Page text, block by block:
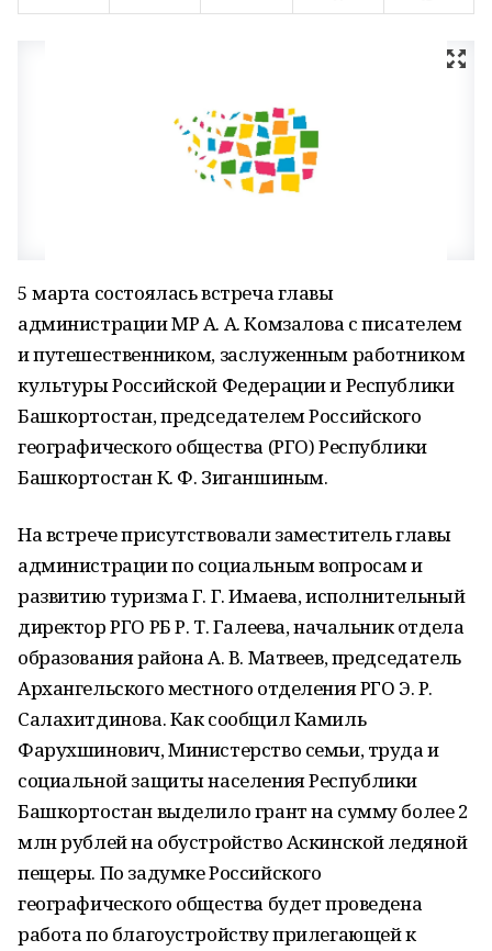
5 марта состоялась встреча главы
администрации МР А. А. Комзалова с писателем
и путешественником, заслуженным работником
культуры Российской Федерации и Республики
Башкортостан, председателем Российского
географического общества (РГО) Республики
Башкортостан К. Ф. Зиганшиным.
На встрече присутствовали заместитель главы
администрации по социальным вопросам и
развитию туризма Г. Г. Имаева, исполнительный
директор РГО РБ Р. Т. Галеева, начальник отдела
образования района А. В. Матвеев, председатель
Архангельского местного отделения РГО Э. Р.
Салахитдинова. Как сообщил Камиль
Фарухшинович, Министерство семьи, труда и
социальной защиты населения Республики
Башкортостан выделило грант на сумму более 2
млн рублей на обустройство Аскинской ледяной
пещеры. По задумке Российского
географического общества будет проведена
работа по благоустройству прилегающей к